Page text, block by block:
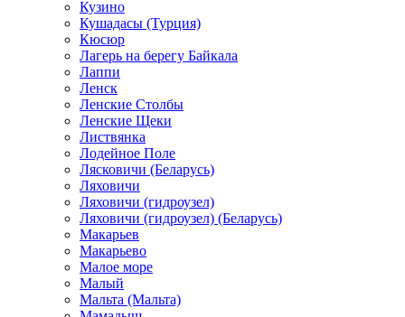
Кузино
Кушадасы (Турция)
Кюсюр
Лагерь на берегу Байкала
Лаппи
Ленск
Ленские Столбы
Ленские Щеки
Листвянка
Лодейное Поле
Лясковичи (Беларусь)
Ляховичи
Ляховичи (гидроузел)
Ляховичи (гидроузел) (Беларусь)
Макарьев
Макарьево
Малое море
Малый
Мальта (Мальта)